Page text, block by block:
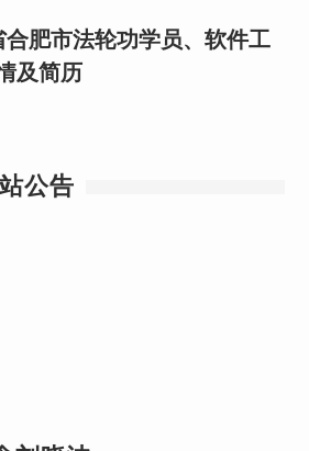
肥市法轮功学员、软件工
及简历
公告